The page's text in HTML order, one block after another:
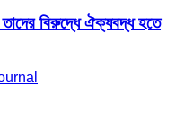
বিরুদ্ধে ঐক্যবদ্ধ হতে